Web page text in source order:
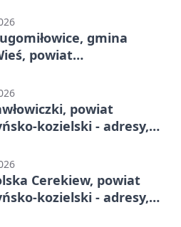
gmina
powiat
otwarcia
powiat
kozielski - adresy,
Cerekiew, powiat
kozielski - adresy,